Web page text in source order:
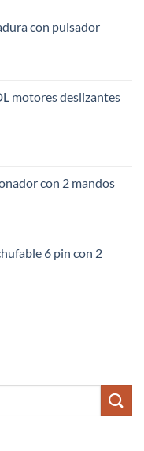
con pulsador
motores deslizantes
con 2 mandos
6 pin con 2